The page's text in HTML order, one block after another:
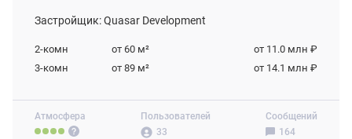
Атмосфера
Пользователей
33
Сообщений
164
Застройщик: Quasar Development
2-комн от 60 м²
от 11.0 млн ₽
3-комн
от 89 м² от 14.1 млн ₽